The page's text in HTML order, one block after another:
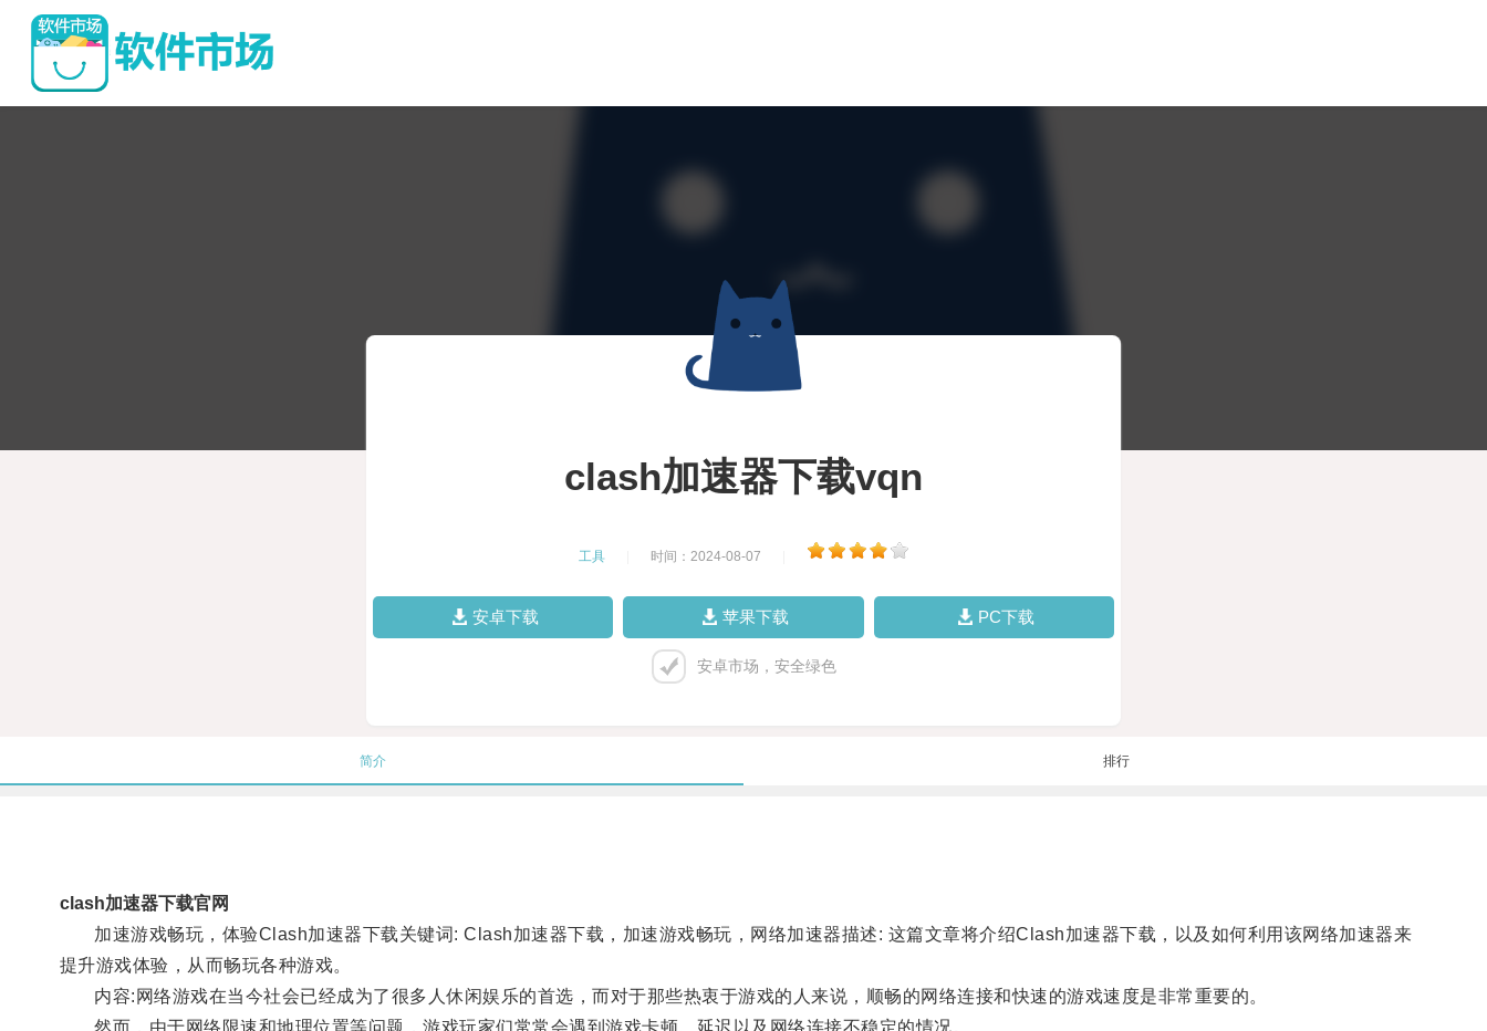
clash加速器下载vqn
工具 时间：2024-08-07
安卓下载 苹果下载 PC下载
安卓市场，安全绿色
简介 排行
clash加速器下载官网
加速游戏畅玩，体验Clash加速器下载关键词: Clash加速器下载，加速游戏畅玩，网络加速器描述: 这篇文章将介绍Clash加速器下载，以及如何利用该网络加速器来
提升游戏体验，从而畅玩各种游戏。
内容:网络游戏在当今社会已经成为了很多人休闲娱乐的首选，而对于那些热衷于游戏的人来说，顺畅的网络连接和快速的游戏速度是非常重要的。
然而，由于网络限速和地理位置等问题，游戏玩家们常常会遇到游戏卡顿、延迟以及网络连接不稳定的情况。